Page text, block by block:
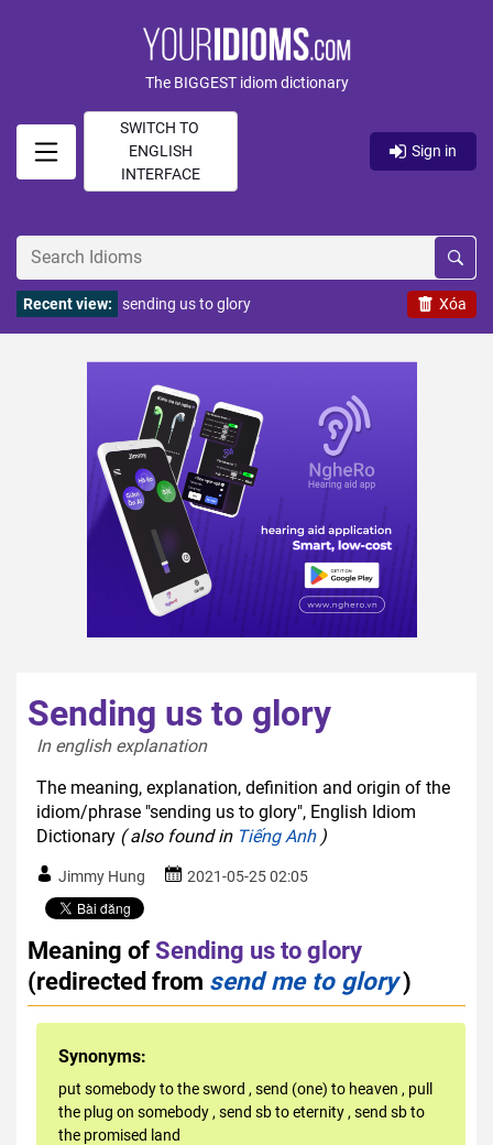
The BIGGEST idiom dictionary
SWITCH TO
ENGLISH
INTERFACE
Sign in
Xóa
Recent view: sending us to glory
Sending us to glory
In english explanation
The meaning, explanation, definition and origin of the
idiom/phrase "sending us to glory", English Idiom
Dictionary ( also found in Tiếng Anh)
Jimmy Hung 2021-05-25 02:05
Meaning ofSending us to glory
(redirected from send me to glory)
Synonyms:
put somebody to the sword , send (one) to heaven , pull
the plug on somebody , send sb to eternity , send sb to
the promised land